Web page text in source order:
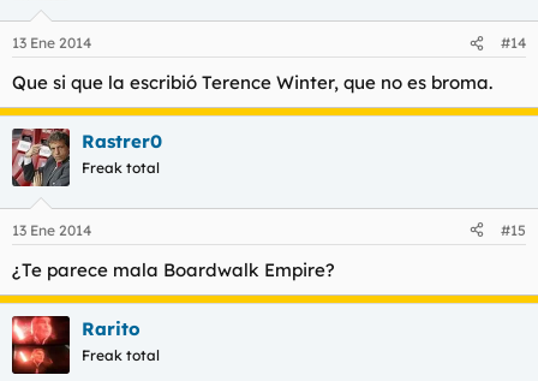
13 Ene 2014 #14
Que si que la escribió Terence Winter, que no es broma.
Rastrer0
Freak total
13 Ene 2014 #15
¿Te parece mala Boardwalk Empire?
Rarito
Freak total